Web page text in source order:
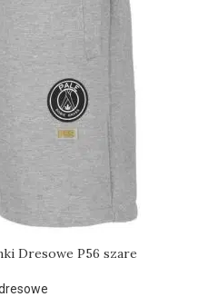
Dresowe P56 szare